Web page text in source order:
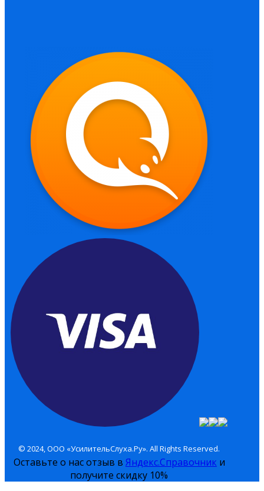
© 2024, ООО «УсилительСлуха.Ру». All Rights Reserved.
Оставьте о нас отзыв в Яндекс.Справочник и
получите скидку 10%